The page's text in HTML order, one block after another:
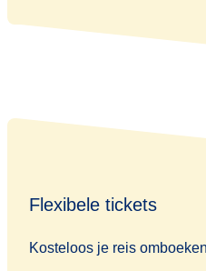
Flexibele tickets
Kosteloos je reis